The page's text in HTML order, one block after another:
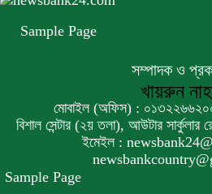
ইসলামী
Sample Page
সম্পাদক ও
খায়রুন
মোবাইল (অফিস) :
বিশাল সেন্টার (২য় তলা), আউটার
ইমেইল :
Sample Page